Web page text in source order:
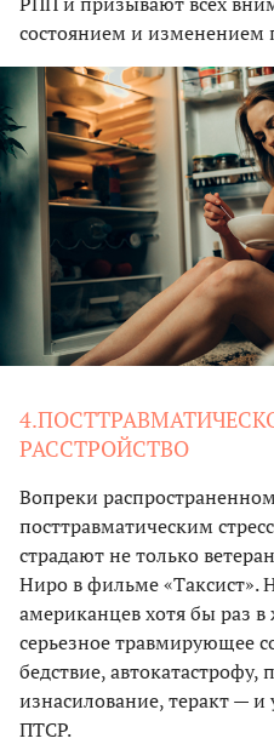
состоянием и
РАССТРОЙСТВО
Вопреки
посттравматическим
страдают не только
Ниро в фильме «Таксист».
американцев хотя бы раз
серьезное травмирующее
бедствие, автокатастрофу,
изнасилование, теракт — и
ПТСР.